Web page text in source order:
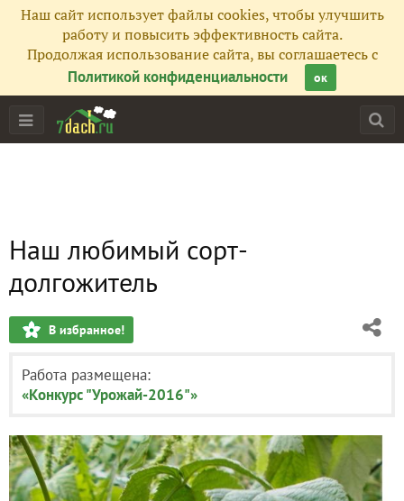
Наш сайт использует файлы cookies, чтобы улучшить
работу и повысить эффективность сайта.
Продолжая использование сайта, вы соглашаетесь с
Политикой конфиденциальности
ок
Наш любимый сорт-
долгожитель
В избранное!
Работа размещена:
«Конкурс "Урожай-2016"»